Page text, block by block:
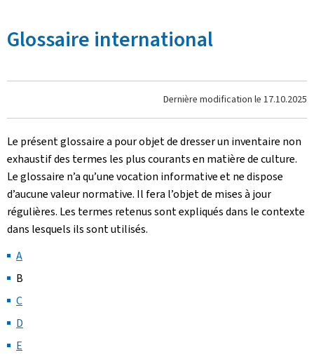
Glossaire international
Dernière modification le 17.10.2025
Le présent glossaire a pour objet de dresser un inventaire non
exhaustif des termes les plus courants en matière de culture.
Le glossaire n’a qu’une vocation informative et ne dispose
d’aucune valeur normative. Il fera l’objet de mises à jour
régulières. Les termes retenus sont expliqués dans le contexte
dans lesquels ils sont utilisés.
A
B
C
D
E